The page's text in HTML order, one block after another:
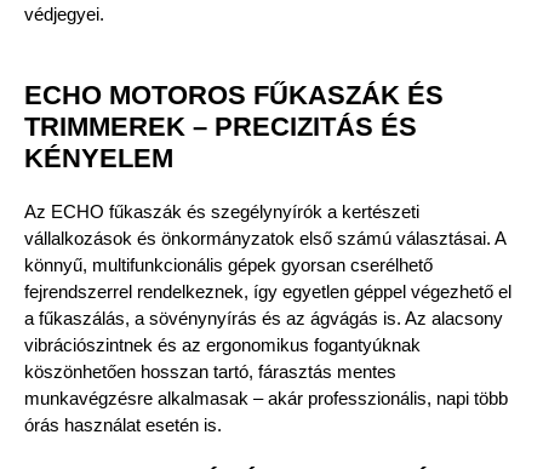
védjegyei.
ECHO MOTOROS FŰKASZÁK ÉS
TRIMMEREK – PRECIZITÁS ÉS
KÉNYELEM
Az ECHO fűkaszák és szegélynyírók a kertészeti
vállalkozások és önkormányzatok első számú választásai. A
könnyű, multifunkcionális gépek gyorsan cserélhető
fejrendszerrel rendelkeznek, így egyetlen géppel végezhető el
a fűkaszálás, a sövénynyírás és az ágvágás is. Az alacsony
vibrációszintnek és az ergonomikus fogantyúknak
köszönhetően hosszan tartó, fárasztás mentes
munkavégzésre alkalmasak – akár professzionális, napi több
órás használat esetén is.